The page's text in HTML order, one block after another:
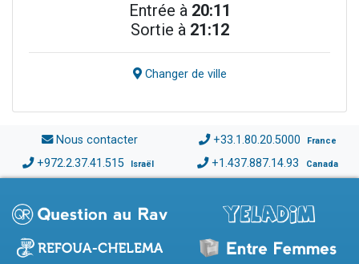
Entrée à 20:11
Sortie à 21:12
Changer de ville
Nous contacter +33.1.80.20.5000 France
+972.2.37.41.515 Israël +1.437.887.14.93 Canada